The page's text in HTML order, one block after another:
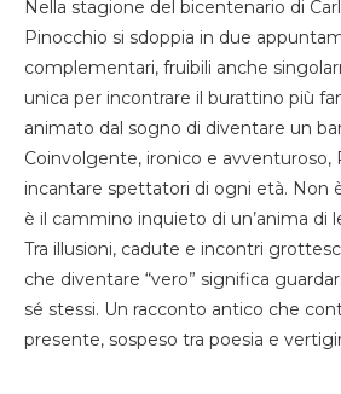
Nella stagione del bicentenario di
Pinocchio si sdoppia in due
complementari, fruibili anche
unica per incontrare il burattino più
animato dal sogno di diventare un
Coinvolgente, ironico e avventuroso,
incantare spettatori di ogni età. Non
è il cammino inquieto di un’anima di
Tra illusioni, cadute e incontri
che diventare “vero” significa
sé stessi. Un racconto antico che
presente, sospeso tra poesia e